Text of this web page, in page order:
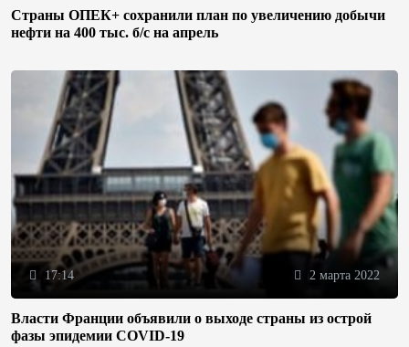
Страны ОПЕК+ сохранили план по увеличению добычи
нефти на 400 тыс. б/с на апрель
17:14 2 марта 2022
Власти Франции объявили о выходе страны из острой
фазы эпидемии COVID-19